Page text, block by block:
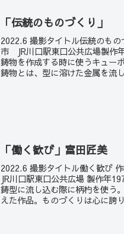
「伝統のものづくり」
2022.6 撮影タイトル伝統のも
市 JR川口駅東口公共広場製作
鋳物を作成する時に使うキュー
鋳物とは、型に溶けた金属を流
「働く歓び」富田匠美
2022.6 撮影タイトル働く歓び
JR川口駅東口公共広場 製作年
鋳型に流し込む際に柄杓を使う
えた作品。ものづくりは心に誇